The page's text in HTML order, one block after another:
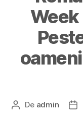
De admin